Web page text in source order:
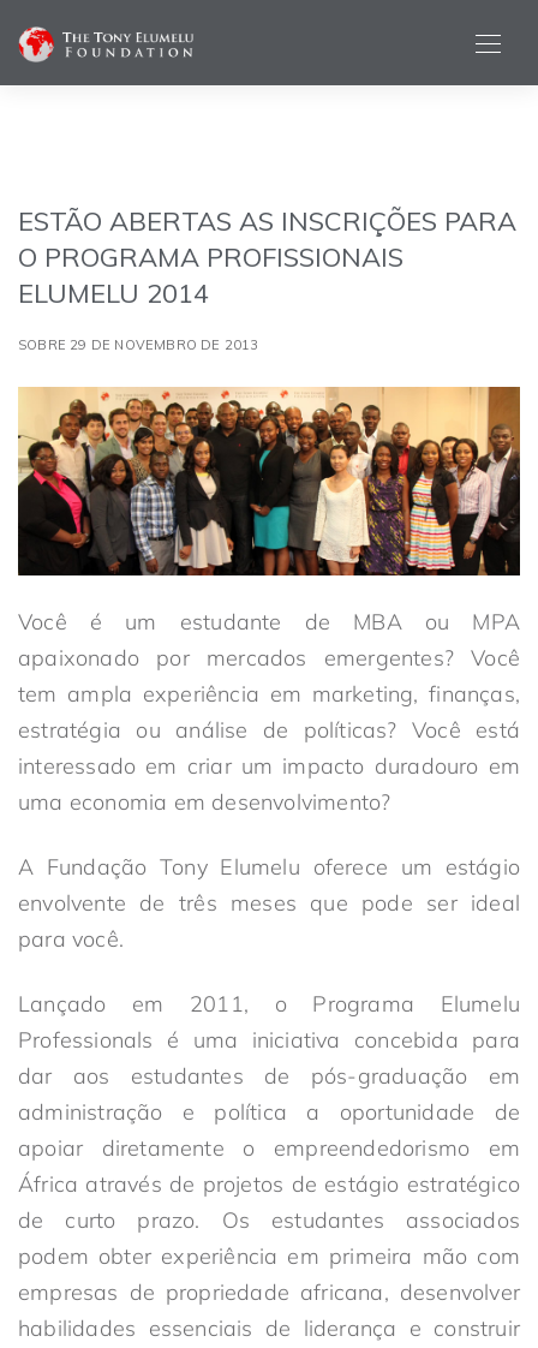
ESTÃO ABERTAS AS INSCRIÇÕES PARA
O PROGRAMA PROFISSIONAIS
ELUMELU 2014
SOBRE 29 DE NOVEMBRO DE 2013
Você é um estudante de MBA ou MPA
apaixonado por mercados emergentes? Você
tem ampla experiência em marketing, finanças,
estratégia ou análise de políticas? Você está
interessado em criar um impacto duradouro em
uma economia em desenvolvimento?
A Fundação Tony Elumelu oferece um estágio
envolvente de três meses que pode ser ideal
para você.
Lançado em 2011, o Programa Elumelu
Professionals é uma iniciativa concebida para
dar aos estudantes de pós-graduação em
administração e política a oportunidade de
apoiar diretamente o empreendedorismo em
África através de projetos de estágio estratégico
de curto prazo. Os estudantes associados
podem obter experiência em primeira mão com
empresas de propriedade africana, desenvolver
habilidades essenciais de liderança e construir